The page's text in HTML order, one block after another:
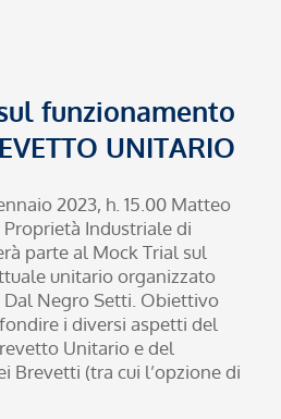
funzionamento
UNITARIO
2023, h. 15.00 Matteo
Industriale di
parte al Mock Trial sul
unitario organizzato
Negro Setti. Obiettivo
i diversi aspetti del
Unitario e del
Brevetti (tra cui l’opzione di